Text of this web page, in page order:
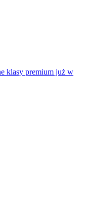
klasy premium już w